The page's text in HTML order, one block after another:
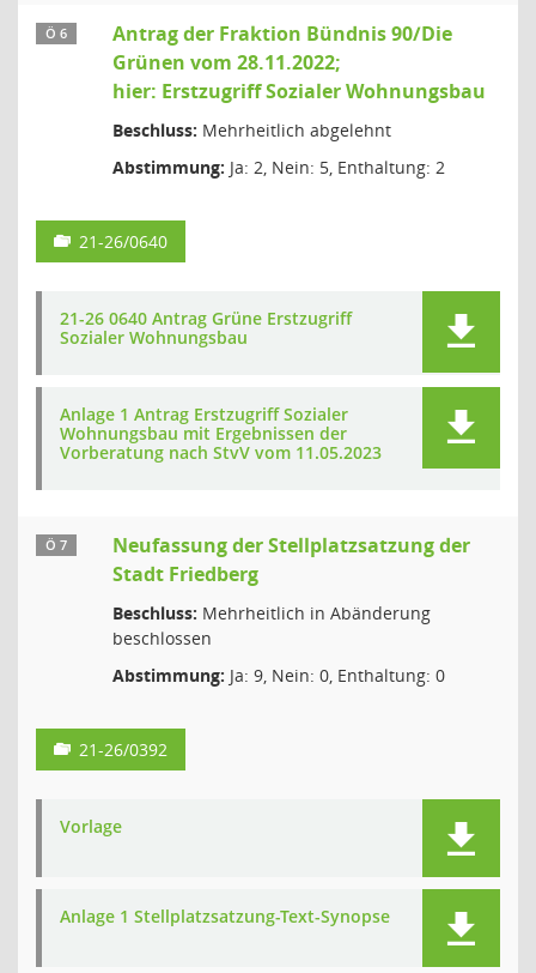
Ö 6
Antrag der Fraktion Bündnis 90/Die
Grünen vom 28.11.2022;
hier: Erstzugriff Sozialer Wohnungsbau
Beschluss: Mehrheitlich abgelehnt
Abstimmung: Ja: 2, Nein: 5, Enthaltung: 2
21-26/0640
21-26 0640 Antrag Grüne Erstzugriff
Sozialer Wohnungsbau
Anlage 1 Antrag Erstzugriff Sozialer
Wohnungsbau mit Ergebnissen der
Vorberatung nach StvV vom 11.05.2023
Ö 7
Neufassung der Stellplatzsatzung der
Stadt Friedberg
Beschluss: Mehrheitlich in Abänderung
beschlossen
Abstimmung: Ja: 9, Nein: 0, Enthaltung: 0
21-26/0392
Vorlage
Anlage 1 Stellplatzsatzung-Text-Synopse